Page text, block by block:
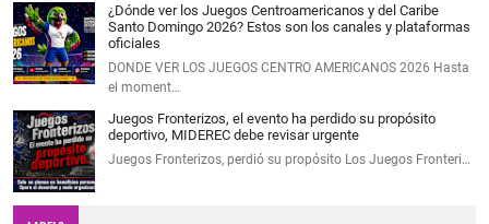
¿Dónde ver los Juegos Centroamericanos y del Caribe
Santo Domingo 2026? Estos son los canales y plataformas
oficiales
DONDE VER LOS JUEGOS CENTRO AMERICANOS 2026 Hasta
el moment…
Juegos Fronterizos, el evento ha perdido su propósito
deportivo, MIDEREC debe revisar urgente
Juegos Fronterizos, perdió su propósito Los Juegos Fronteri…